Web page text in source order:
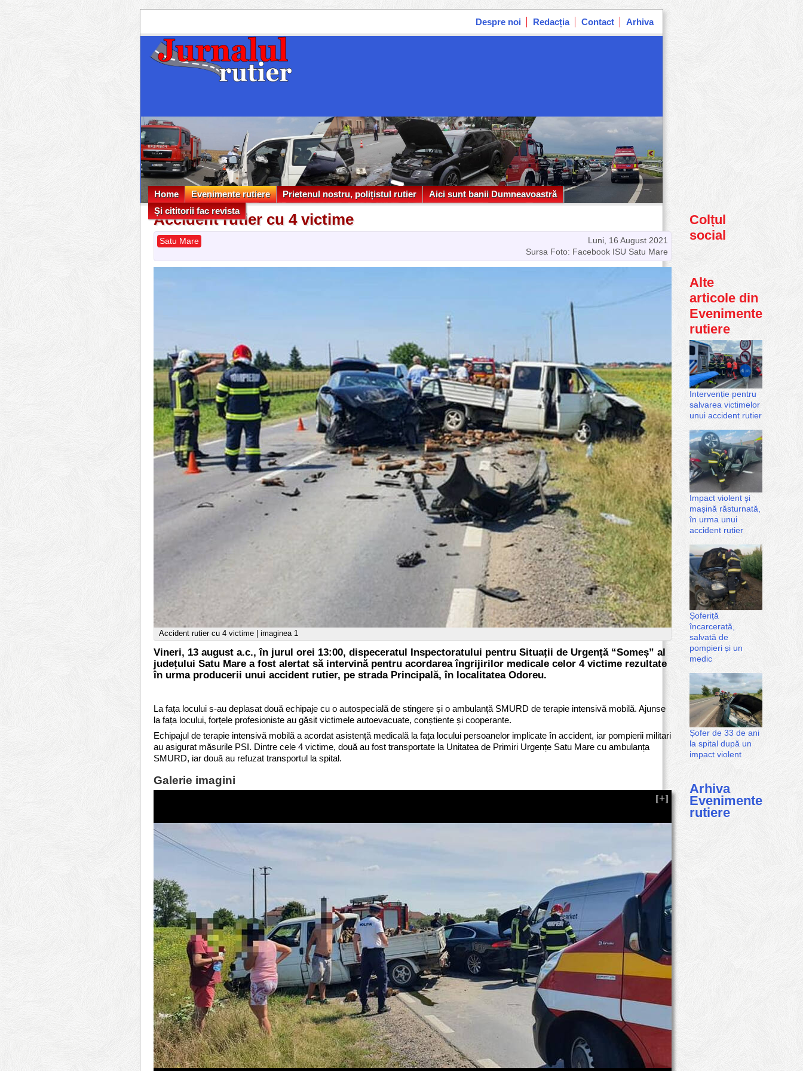
Despre noi Redacția Contact Arhiva
Home Evenimente rutiere
Evenimente rutiere
Prietenul nostru, polițistul rutier Aici sunt banii Dumneavoastră
Și cititorii fac revista
Și cititorii fac revista
Accident rutier cu 4 victime
Luni, 16 August 2021
Satu Mare
Sursa Foto: Facebook ISU Satu Mare
Accident rutier cu 4 victime | imaginea 1
Vineri, 13 august a.c., în jurul orei 13:00, dispeceratul Inspectoratului pentru Situații de Urgență “Someș” al
județului Satu Mare a fost alertat să intervină pentru acordarea îngrijirilor medicale celor 4 victime rezultate
în urma producerii unui accident rutier, pe strada Principală, în localitatea Odoreu.
La fața locului s-au deplasat două echipaje cu o autospecială de stingere și o ambulanță SMURD de terapie intensivă mobilă. Ajunse
la fața locului, forțele profesioniste au găsit victimele autoevacuate, conștiente și cooperante.
Echipajul de terapie intensivă mobilă a acordat asistență medicală la fața locului persoanelor implicate în accident, iar pompierii militari
au asigurat măsurile PSI. Dintre cele 4 victime, două au fost transportate la Unitatea de Primiri Urgențe Satu Mare cu ambulanța
SMURD, iar două au refuzat transportul la spital.
Galerie imagini
Colțul
social
Alte
articole din
Evenimente
rutiere
Intervenție pentru
salvarea victimelor
unui accident rutier
Impact violent și
mașină răsturnată,
în urma unui
accident rutier
Șoferiță
încarcerată,
salvată de
pompieri și un
medic
Șofer de 33 de ani
la spital după un
impact violent
Arhiva
Evenimente
rutiere